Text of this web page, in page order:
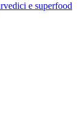
e superfood